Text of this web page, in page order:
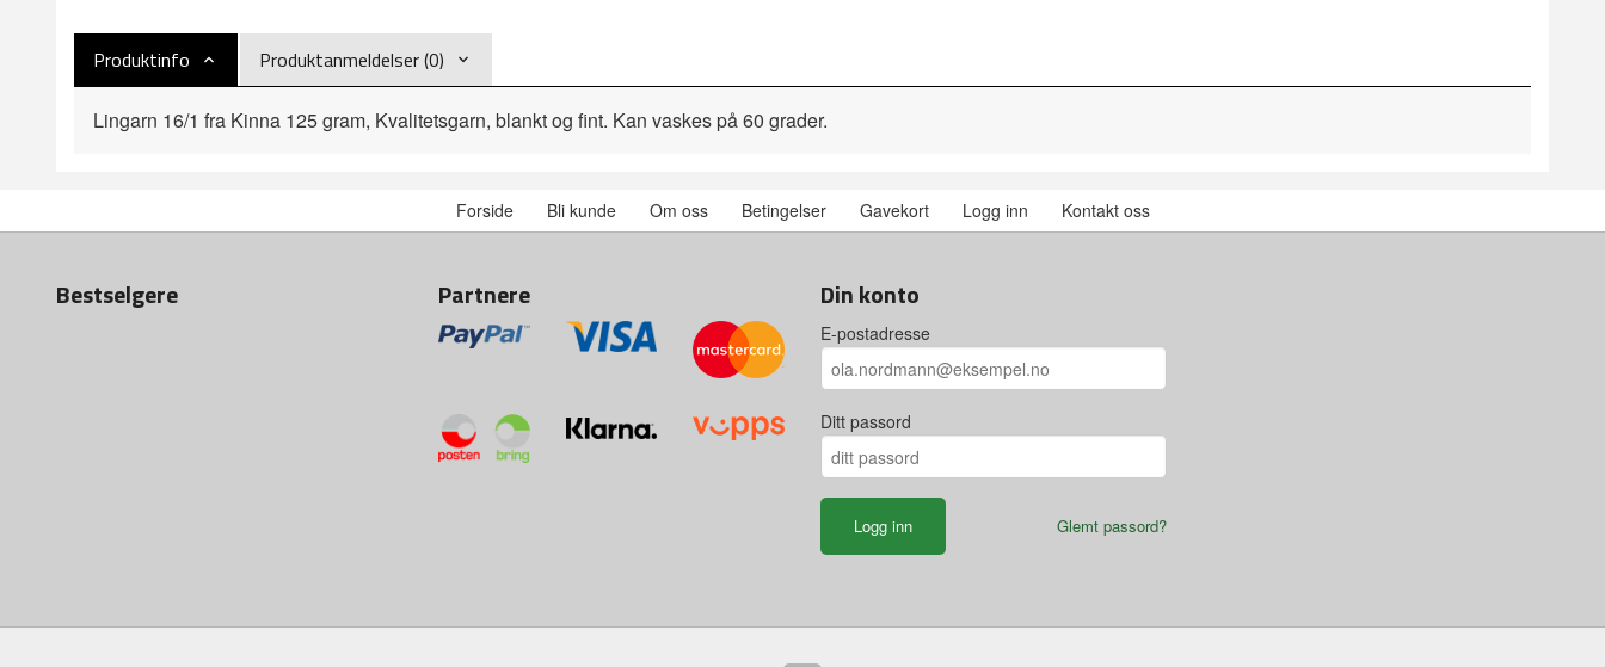
Produktinfo Produktanmeldelser (0)
Lingarn 16/1 fra Kinna 125 gram, Kvalitetsgarn, blankt og fint. Kan vaskes på 60 grader.
Forside Bli kunde Om oss Betingelser Gavekort Logg inn Kontakt oss
Bestselgere Partnere Din konto
E-postadresse
Ditt passord
Glemt passord?